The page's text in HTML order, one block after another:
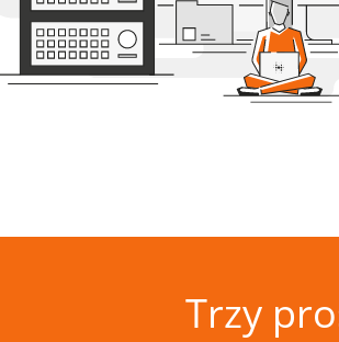
Trzy